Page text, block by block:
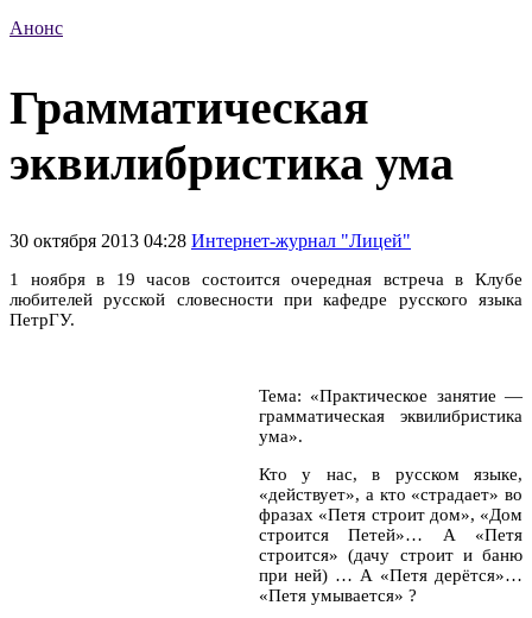
Анонс
Грамматическая
эквилибристика ума
30 октября 2013 04:28 Интернет-журнал "Лицей"
1 ноября в 19 часов состоится очередная встреча в Клубе
любителей русской словесности при кафедре русского языка
ПетрГУ.
Тема: «Практическое занятие —
грамматическая эквилибристика
ума».
Кто у нас, в русском языке,
«действует», а кто «страдает» во
фразах «Петя строит дом», «Дом
строится Петей»… А «Петя
строится» (дачу строит и баню
при ней) … А «Петя дерётся»…
«Петя умывается» ?